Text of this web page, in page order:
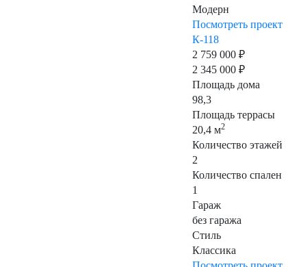
Модерн
Посмотреть проект
К-118
2 759 000 ₽
2 345 000 ₽
Площадь дома
98,3
Площадь террасы
20,4 м2
Количество этажей
2
Количество спален
1
Гараж
без гаража
Стиль
Классика